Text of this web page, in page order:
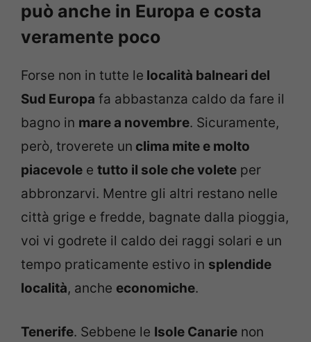
può anche in Europa e costa
veramente poco
Forse non in tutte le località balneari del
Sud Europa fa abbastanza caldo da fare il
bagno in mare a novembre. Sicuramente,
però, troverete un clima mite e molto
piacevole e tutto il sole che volete per
abbronzarvi. Mentre gli altri restano nelle
città grige e fredde, bagnate dalla pioggia,
voi vi godrete il caldo dei raggi solari e un
tempo praticamente estivo in splendide
località, anche economiche.
Tenerife. Sebbene le Isole Canarie non